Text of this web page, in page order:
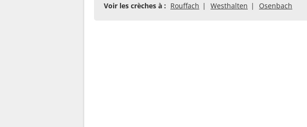
Voir les crèches à : Rouffach Westhalten Osenbach